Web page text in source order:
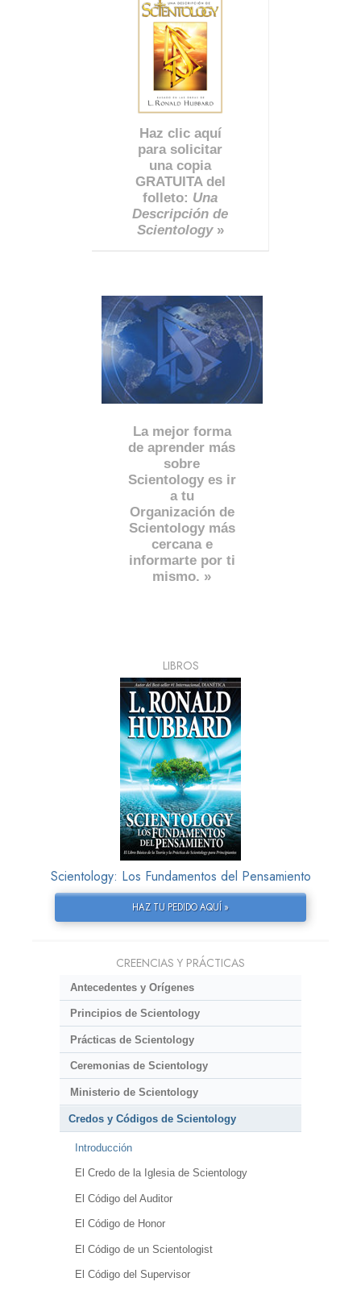
Haz clic aquí
para solicitar
una copia
GRATUITA del
folleto: Una
Descripción de
Scientology»
La mejor forma
de aprender más
sobre
Scientology es ir
a tu
Organización de
Scientology más
cercana e
informarte por ti
mismo. »
LIBROS
Scientology: Los Fundamentos del Pensamiento
HAZ TU PEDIDO AQUÍ »
CREENCIAS Y PRÁCTICAS
Antecedentes y Orígenes
Principios de Scientology
Prácticas de Scientology
Ceremonias de Scientology
Ministerio de Scientology
Credos y Códigos de Scientology
Introducción
El Credo de la Iglesia de Scientology
El Código del Auditor
El Código de Honor
El Código de un Scientologist
El Código del Supervisor